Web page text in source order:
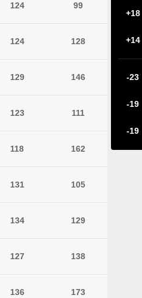
124 99
124 128
129 146
123 111
118 162
131 105
134 129
127 138
136 173
+18
+14
-23
-19
-19